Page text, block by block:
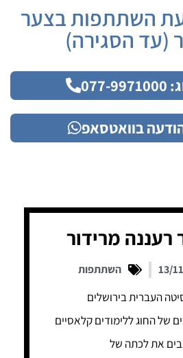
השתתפות בצער
(עד הסגירה)
בוואטסאפ
רעננה מרידור
13/ השתתפות
העברית בירושלים
של החוג ללימודים קלאסיים
את לכתה של